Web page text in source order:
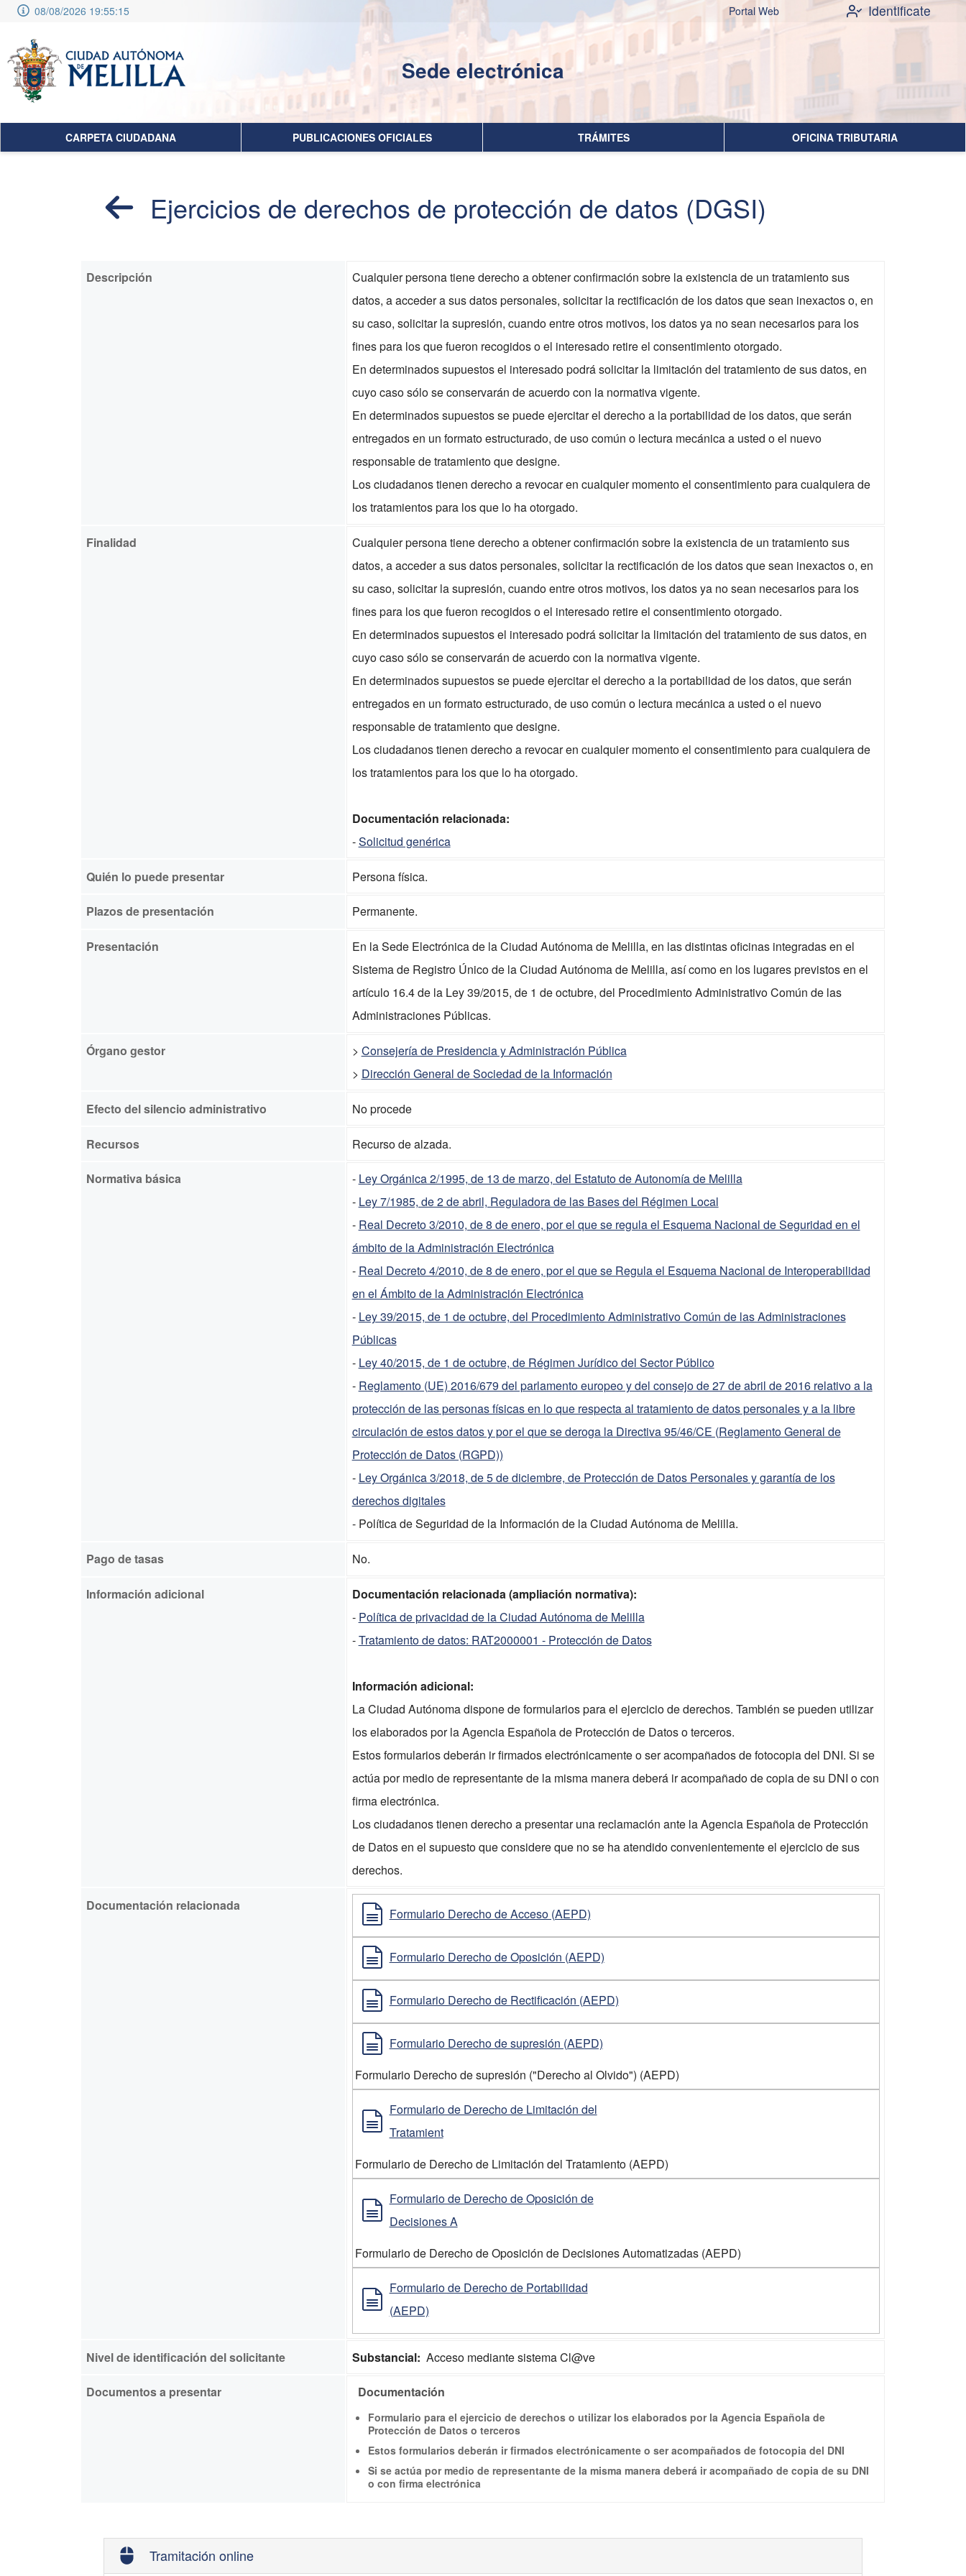
08/08/2026 19:55:16 Portal Web Identificate
Sede electrónica
No hay subtitulo
CARPETA CIUDADANA PUBLICACIONES OFICIALES TRÁMITES OFICINA TRIBUTARIA
Ejercicios de derechos de protección de datos (DGSI)
Descripción
Cualquier persona tiene derecho a obtener confirmación sobre la existencia de un tratamiento sus
datos, a acceder a sus datos personales, solicitar la rectificación de los datos que sean inexactos o, en
su caso, solicitar la supresión, cuando entre otros motivos, los datos ya no sean necesarios para los
fines para los que fueron recogidos o el interesado retire el consentimiento otorgado.
En determinados supuestos el interesado podrá solicitar la limitación del tratamiento de sus datos, en
cuyo caso sólo se conservarán de acuerdo con la normativa vigente.
En determinados supuestos se puede ejercitar el derecho a la portabilidad de los datos, que serán
entregados en un formato estructurado, de uso común o lectura mecánica a usted o el nuevo
responsable de tratamiento que designe.
Los ciudadanos tienen derecho a revocar en cualquier momento el consentimiento para cualquiera de
los tratamientos para los que lo ha otorgado.
Finalidad
Cualquier persona tiene derecho a obtener confirmación sobre la existencia de un tratamiento sus
datos, a acceder a sus datos personales, solicitar la rectificación de los datos que sean inexactos o, en
su caso, solicitar la supresión, cuando entre otros motivos, los datos ya no sean necesarios para los
fines para los que fueron recogidos o el interesado retire el consentimiento otorgado.
En determinados supuestos el interesado podrá solicitar la limitación del tratamiento de sus datos, en
cuyo caso sólo se conservarán de acuerdo con la normativa vigente.
En determinados supuestos se puede ejercitar el derecho a la portabilidad de los datos, que serán
entregados en un formato estructurado, de uso común o lectura mecánica a usted o el nuevo
responsable de tratamiento que designe.
Los ciudadanos tienen derecho a revocar en cualquier momento el consentimiento para cualquiera de
los tratamientos para los que lo ha otorgado.
Documentación relacionada:
-Solicitud genérica
Quién lo puede presentar Persona física.
Plazos de presentación Permanente.
Presentación
En la Sede Electrónica de la Ciudad Autónoma de Melilla, en las distintas oficinas integradas en el
Sistema de Registro Único de la Ciudad Autónoma de Melilla, así como en los lugares previstos en el
artículo 16.4 de la Ley 39/2015, de 1 de octubre, del Procedimiento Administrativo Común de las
Administraciones Públicas.
Órgano gestor > Consejería de Presidencia y Administración Pública
> Dirección General de Sociedad de la Información
Efecto del silencio administrativo No procede
Recursos Recurso de alzada.
Normativa básica - Ley Orgánica 2/1995, de 13 de marzo, del Estatuto de Autonomía de Melilla
- Ley 7/1985, de 2 de abril, Reguladora de las Bases del Régimen Local
- Real Decreto 3/2010, de 8 de enero, por el que se regula el Esquema Nacional de Seguridad en el
ámbito de la Administración Electrónica
- Real Decreto 4/2010, de 8 de enero, por el que se Regula el Esquema Nacional de Interoperabilidad
en el Ámbito de la Administración Electrónica
- Ley 39/2015, de 1 de octubre, del Procedimiento Administrativo Común de las Administraciones
Públicas
- Ley 40/2015, de 1 de octubre, de Régimen Jurídico del Sector Público
- Reglamento (UE) 2016/679 del parlamento europeo y del consejo de 27 de abril de 2016 relativo a la
protección de las personas físicas en lo que respecta al tratamiento de datos personales y a la libre
circulación de estos datos y por el que se deroga la Directiva 95/46/CE (Reglamento General de
Protección de Datos (RGPD))
- Ley Orgánica 3/2018, de 5 de diciembre, de Protección de Datos Personales y garantía de los
derechos digitales
- Política de Seguridad de la Información de la Ciudad Autónoma de Melilla.
Pago de tasas No.
Información adicional
Documentación relacionada (ampliación normativa):
- Política de privacidad de la Ciudad Autónoma de Melilla
-Tratamiento de datos: RAT2000001 - Protección de Datos
Información adicional:
La Ciudad Autónoma dispone de formularios para el ejercicio de derechos. También se pueden utilizar
los elaborados por la Agencia Española de Protección de Datos o terceros.
Estos formularios deberán ir firmados electrónicamente o ser acompañados de fotocopia del DNI. Si se
actúa por medio de representante de la misma manera deberá ir acompañado de copia de su DNI o con
firma electrónica.
Los ciudadanos tienen derecho a presentar una reclamación ante la Agencia Española de Protección
de Datos en el supuesto que considere que no se ha atendido convenientemente el ejercicio de sus
derechos.
Documentación relacionada
Formulario Derecho de Acceso (AEPD)
Formulario Derecho de Oposición (AEPD)
Formulario Derecho de Rectificación (AEPD)
Formulario Derecho de supresión (AEPD)
Formulario Derecho de supresión ("Derecho al Olvido") (AEPD)
Formulario de Derecho de Limitación del
Tratamient
Formulario de Derecho de Limitación del Tratamiento (AEPD)
Formulario de Derecho de Oposición de
Decisiones A
Formulario de Derecho de Oposición de Decisiones Automatizadas (AEPD)
Formulario de Derecho de Portabilidad
(AEPD)
Nivel de identificación del solicitante Substancial: Acceso mediante sistema Cl@ve
Documentos a presentar Documentación
Formulario para el ejercicio de derechos o utilizar los elaborados por la Agencia Española de
Protección de Datos o terceros
Estos formularios deberán ir firmados electrónicamente o ser acompañados de fotocopia del DNI
Si se actúa por medio de representante de la misma manera deberá ir acompañado de copia de su DNI
o con firma electrónica
Tramitación online